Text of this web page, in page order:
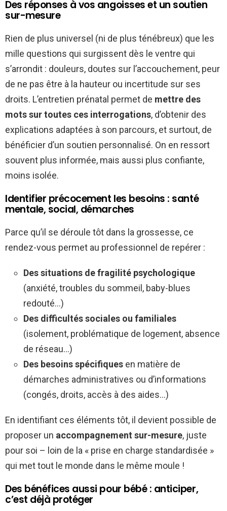
Des réponses à vos angoisses et un soutien
sur-mesure
Rien de plus universel (ni de plus ténébreux) que les
mille questions qui surgissent dès le ventre qui
s’arrondit : douleurs, doutes sur l’accouchement, peur
de ne pas être à la hauteur ou incertitude sur ses
droits. L’entretien prénatal permet de mettre des
mots sur toutes ces interrogations, d’obtenir des
explications adaptées à son parcours, et surtout, de
bénéficier d’un soutien personnalisé. On en ressort
souvent plus informée, mais aussi plus confiante,
moins isolée.
Identifier précocement les besoins : santé
mentale, social, démarches
Parce qu’il se déroule tôt dans la grossesse, ce
rendez-vous permet au professionnel de repérer :
Des situations de fragilité psychologique
(anxiété, troubles du sommeil, baby-blues
redouté…)
Des difficultés sociales ou familiales
(isolement, problématique de logement, absence
de réseau…)
Des besoins spécifiques en matière de
démarches administratives ou d’informations
(congés, droits, accès à des aides…)
En identifiant ces éléments tôt, il devient possible de
proposer un accompagnement sur-mesure, juste
pour soi – loin de la « prise en charge standardisée »
qui met tout le monde dans le même moule !
Des bénéfices aussi pour bébé : anticiper,
c’est déjà protéger